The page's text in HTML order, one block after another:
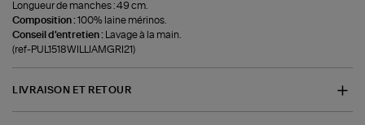
Longueur de manches : 49 cm.
Composition :100% laine mérinos.
Conseil d'entretien : Lavage à la main.
(ref-PUL1518WILLIAMGRI21)
LIVRAISON ET RETOUR